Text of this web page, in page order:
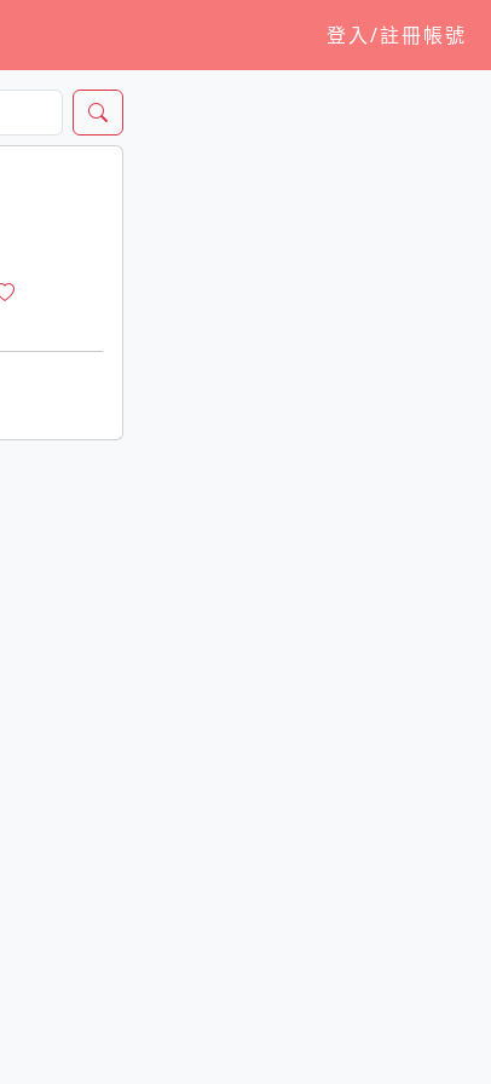
登入/註冊帳號